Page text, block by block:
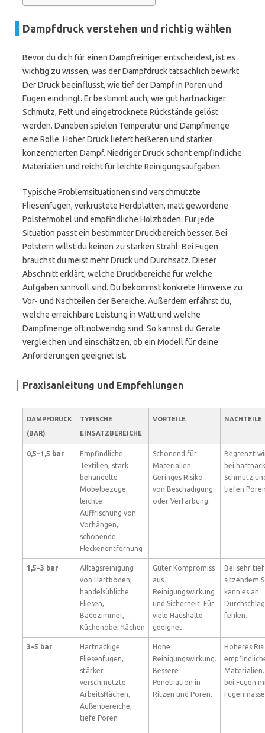
Dampfdruck verstehen und richtig wählen
Bevor du dich für einen Dampfreiniger entscheidest, ist es
wichtig zu wissen, was der Dampfdruck tatsächlich bewirkt.
Der Druck beeinflusst, wie tief der Dampf in Poren und
Fugen eindringt. Er bestimmt auch, wie gut hartnäckiger
Schmutz, Fett und eingetrocknete Rückstände gelöst
werden. Daneben spielen Temperatur und Dampfmenge
eine Rolle. Hoher Druck liefert heißeren und stärker
konzentrierten Dampf. Niedriger Druck schont empfindliche
Materialien und reicht für leichte Reinigungsaufgaben.
Typische Problemsituationen sind verschmutzte
Fliesenfugen, verkrustete Herdplatten, matt gewordene
Polstermöbel und empfindliche Holzböden. Für jede
Situation passt ein bestimmter Druckbereich besser. Bei
Polstern willst du keinen zu starken Strahl. Bei Fugen
brauchst du meist mehr Druck und Durchsatz. Dieser
Abschnitt erklärt, welche Druckbereiche für welche
Aufgaben sinnvoll sind. Du bekommst konkrete Hinweise zu
Vor- und Nachteilen der Bereiche. Außerdem erfährst du,
welche erreichbare Leistung in Watt und welche
Dampfmenge oft notwendig sind. So kannst du Geräte
vergleichen und einschätzen, ob ein Modell für deine
Anforderungen geeignet ist.
Praxisanleitung und Empfehlungen
DAMPFDRUCK
(BAR)
TYPISCHE
EINSATZBEREICHE
VORTEILE NACHTEILE
0,5–1,5 bar
Empfindliche
Textilien, stark
behandelte
Möbelbezüge,
leichte
Auffrischung von
Vorhängen,
schonende
Fleckenentfernung
Schonend für
Materialien.
Geringes Risiko
von Beschädigung
oder Verfärbung.
Begrenzt
bei
Schmutz
tiefen
1,5–3 bar
Alltagsreinigung
von Hartböden,
handelsübliche
Fliesen,
Badezimmer,
Küchenoberflächen
Guter Kompromiss
aus
Reinigungswirkung
und Sicherheit. Für
viele Haushalte
geeignet.
Bei sehr tief
sitzendem
kann es an
fehlen.
3–5 bar
Hartnäckige
Fliesenfugen,
stärker
verschmutzte
Arbeitsflächen,
Außenbereiche,
tiefe Poren
Hohe
Reinigungswirkung.
Bessere
Penetration in
Ritzen und Poren.
Höheres
bei Fugen